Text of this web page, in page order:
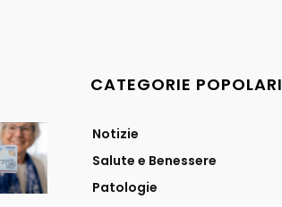
CATEGORIE POPOLARI
Notizie
Salute e Benessere
Patologie